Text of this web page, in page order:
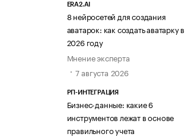
ERA2.AI
8 нейросетей для создания
аватарок: как создать аватарку в
2026 году
Мнение эксперта
7 августа 2026
РП-ИНТЕГРАЦИЯ
Бизнес-данные: какие 6
инструментов лежат в основе
правильного учета